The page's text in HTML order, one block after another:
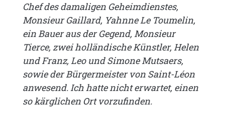
Chef des damaligen Geheimdienstes,
Monsieur Gaillard, Yahnne Le Toumelin,
ein Bauer aus der Gegend, Monsieur
Tierce, zwei holländische Künstler, Helen
und Franz, Leo und Simone Mutsaers,
sowie der Bürgermeister von Saint-Léon
anwesend. Ich hatte nicht erwartet, einen
so kärglichen Ort vorzufinden.